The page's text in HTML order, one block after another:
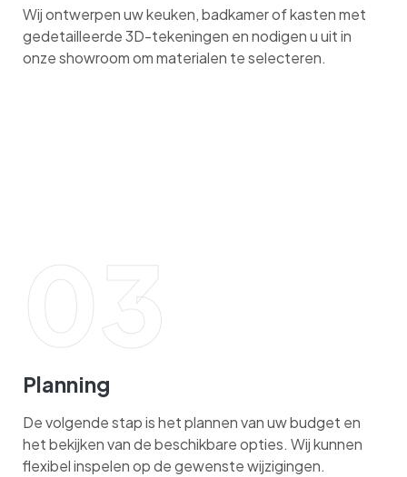
Wij ontwerpen uw keuken, badkamer of kasten met
gedetailleerde 3D-tekeningen en nodigen u uit in
onze showroom om materialen te selecteren.
03
Planning
De volgende stap is het plannen van uw budget en
het bekijken van de beschikbare opties. Wij kunnen
flexibel inspelen op de gewenste wijzigingen.